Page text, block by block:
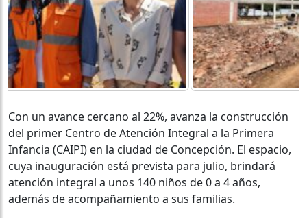
Con un avance cercano al 22%, avanza la construcción
del primer Centro de Atención Integral a la Primera
Infancia (CAIPI) en la ciudad de Concepción. El espacio,
cuya inauguración está prevista para julio, brindará
atención integral a unos 140 niños de 0 a 4 años,
además de acompañamiento a sus familias.